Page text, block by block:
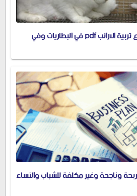
أحدث دراسة جدوى مشروع تربية الارانب pdf في البطاريات وفي
وناجحة وغير مكلفة للشباب والنساء